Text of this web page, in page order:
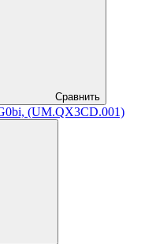
Сравнить
(UM.QX3CD.001)